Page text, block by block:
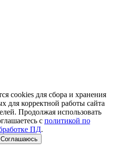
cookies для сбора и хранения
для корректной работы сайта
Продолжая использовать
с политикой по
ПД.
Соглашаюсь